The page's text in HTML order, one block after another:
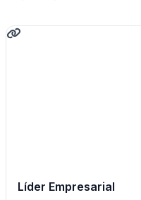
Líder Empresarial